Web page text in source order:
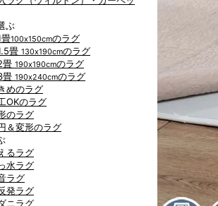
ぶ
100x150cmのラグ
畳 130x190cmのラグ
畳 190x190cmのラグ
畳 190x240cmのラグ
めのラグ
OKのラグ
のラグ
＆変形のラグ
るラグ
水ラグ
ラグ
発ラグ
ニラグ